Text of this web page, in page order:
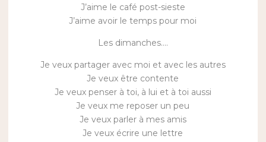
J’aime le café post-sieste
J’aime avoir le temps pour moi
Les dimanches….
Je veux partager avec moi et avec les autres
Je veux être contente
Je veux penser à toi, à lui et à toi aussi
Je veux me reposer un peu
Je veux parler à mes amis
Je veux écrire une lettre